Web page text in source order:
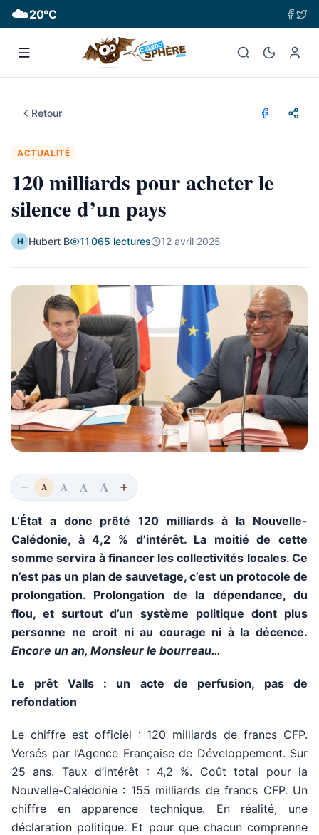
☁️20°C
Retour
ACTUALITÉ
120 milliards pour acheter le
silence d’un pays
H Hubert B 11 065 lectures 12 avril 2025
A A A A
L’État a donc prêté 120 milliards à la Nouvelle-
Calédonie, à 4,2 % d’intérêt. La moitié de cette
somme servira à financer les collectivités locales. Ce
n’est pas un plan de sauvetage, c’est un protocole de
prolongation. Prolongation de la dépendance, du
flou, et surtout d’un système politique dont plus
personne ne croit ni au courage ni à la décence.
Encore un an, Monsieur le bourreau…
Le prêt Valls : un acte de perfusion, pas de
refondation
Le chiffre est officiel : 120 milliards de francs CFP.
Versés par l’Agence Française de Développement. Sur
25 ans. Taux d’intérêt : 4,2 %. Coût total pour la
Nouvelle-Calédonie : 155 milliards de francs CFP. Un
chiffre en apparence technique. En réalité, une
déclaration politique. Et pour que chacun comprenne